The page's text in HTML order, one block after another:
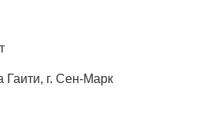
Гаити, г. Сен-Марк